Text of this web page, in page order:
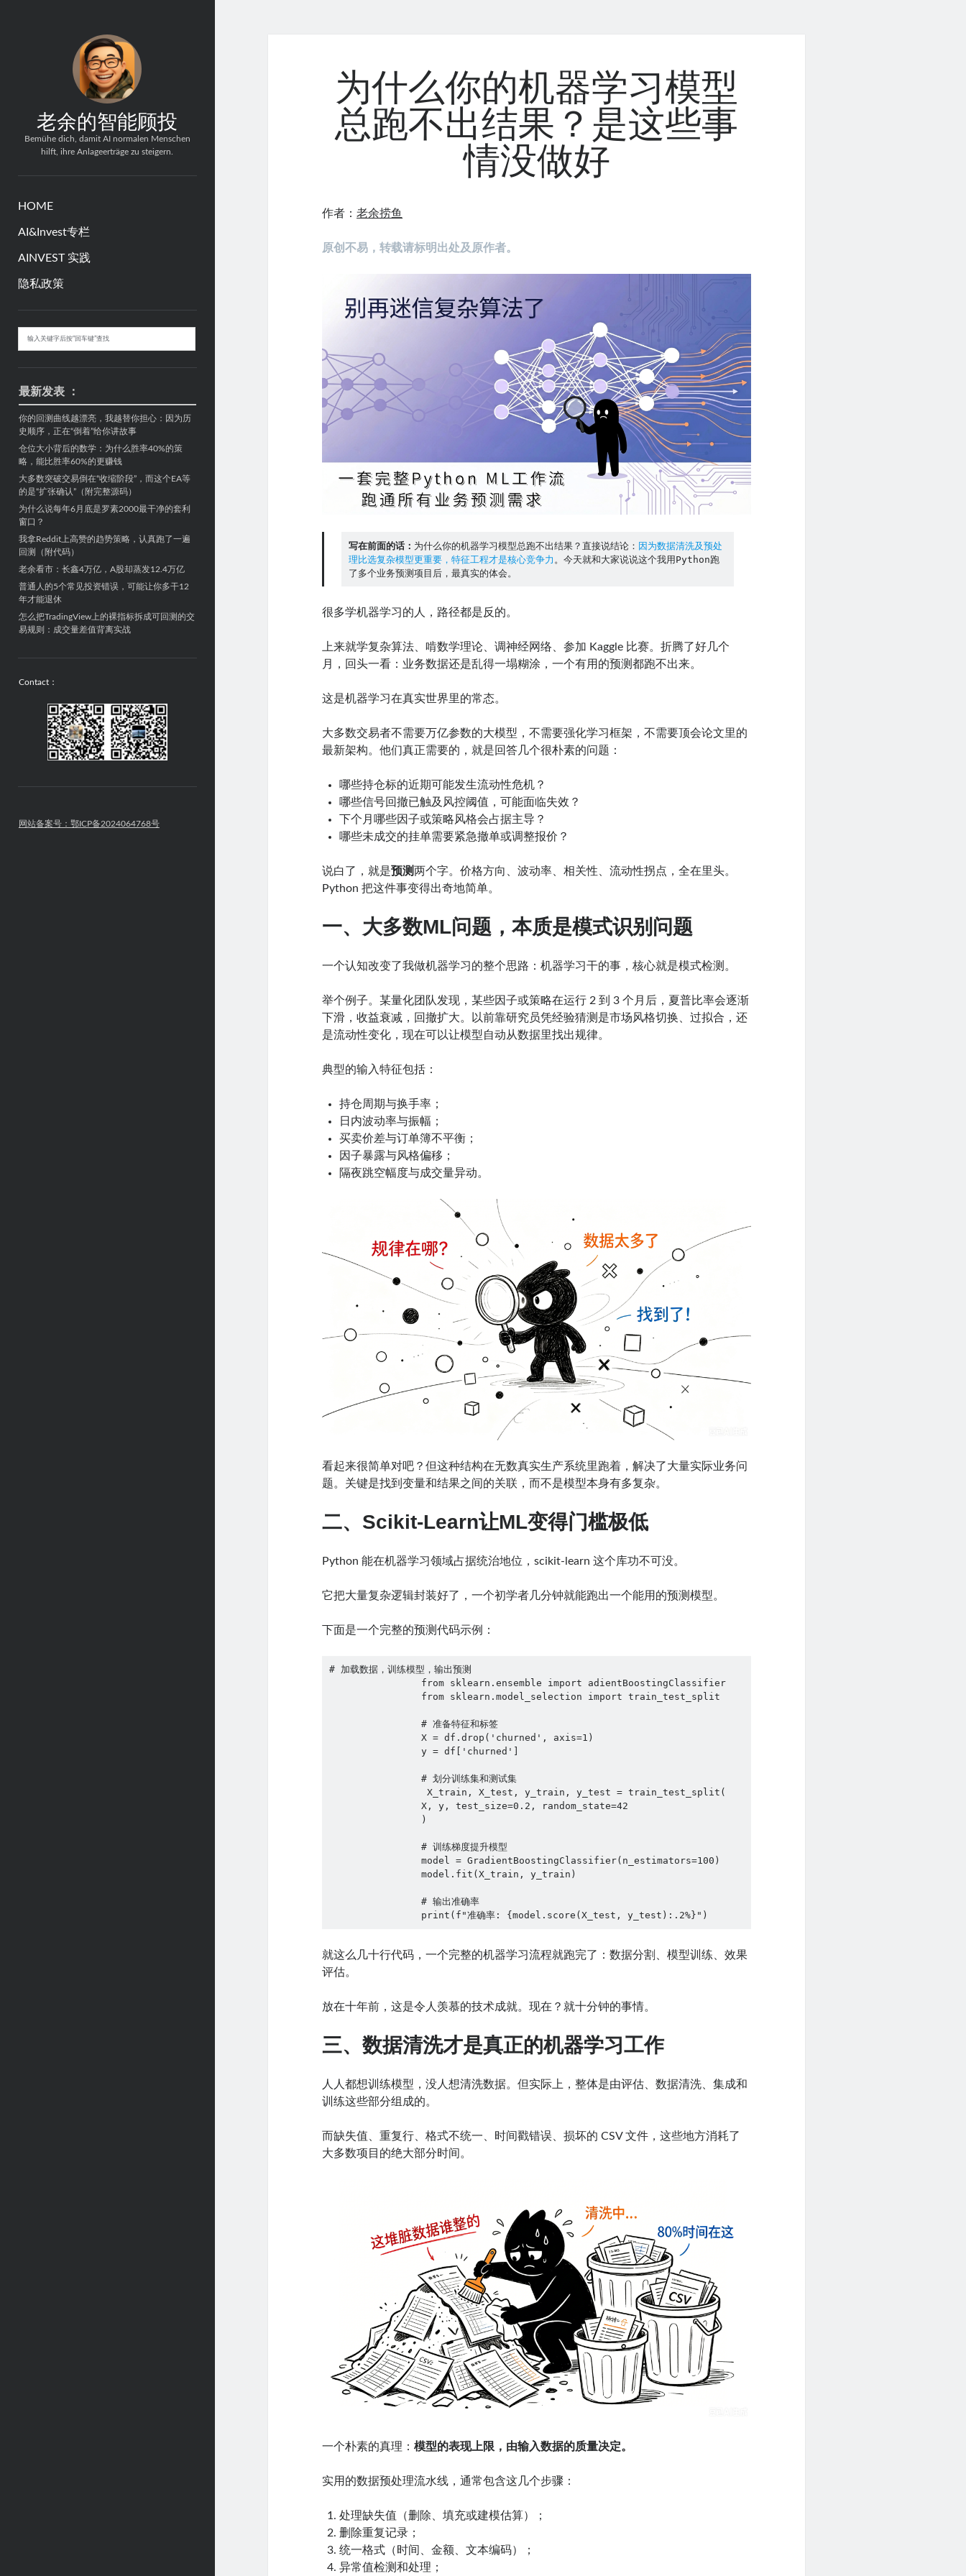
老余的智能顾投
Bemühe dich, damit AI normalen Menschen
hilft, ihre Anlageerträge zu steigern.
HOME
AI&Invest专栏
AINVEST 实践
隐私政策
Sidebar
最新发表 ：
你的回测曲线越漂亮，我越替你担心：因为历
史顺序，正在“倒着”给你讲故事
仓位大小背后的数学：为什么胜率40%的策
略，能比胜率60%的更赚钱
大多数突破交易倒在“收缩阶段”，而这个EA等
的是“扩张确认”（附完整源码）
为什么说每年6月底是罗素2000最干净的套利
窗口？
我拿Reddit上高赞的趋势策略，认真跑了一遍
回测（附代码）
老余看市：长鑫4万亿，A股却蒸发12.4万亿
普通人的5个常见投资错误，可能让你多干12
年才能退休
怎么把TradingView上的裸指标拆成可回测的交
易规则：成交量差值背离实战
Contact：
网站备案号：鄂ICP备2024064768号
为什么你的机器学习模型
总跑不出结果？是这些事
情没做好
作者：老余捞鱼
原创不易，转载请标明出处及原作者。
写在前面的话： 为什么你的机器学习模型总跑不出结果？直接说结论： 因为数据清洗及预处
理比选复杂模型更重要，特征工程才是核心竞争力 。今天就和大家说说这个我用Python跑
了多个业务预测项目后，最真实的体会。
很多学机器学习的人，路径都是反的。
上来就学复杂算法、啃数学理论、调神经网络、参加 Kaggle 比赛。折腾了好几个
月，回头一看：业务数据还是乱得一塌糊涂，一个有用的预测都跑不出来。
这是机器学习在真实世界里的常态。
大多数交易者不需要万亿参数的大模型，不需要强化学习框架，不需要顶会论文里的
最新架构。他们真正需要的，就是回答几个很朴素的问题：
哪些持仓标的近期可能发生流动性危机？
哪些信号回撤已触及风控阈值，可能面临失效？
下个月哪些因子或策略风格会占据主导？
哪些未成交的挂单需要紧急撤单或调整报价？
说白了，就是预测 两个字。价格方向、波动率、相关性、流动性拐点，全在里头。
Python 把这件事变得出奇地简单。
一、大多数ML问题，本质是模式识别问题
一个认知改变了我做机器学习的整个思路：机器学习干的事，核心就是模式检测。
举个例子。某量化团队发现，某些因子或策略在运行 2 到 3 个月后，夏普比率会逐渐
下滑，收益衰减，回撤扩大。以前靠研究员凭经验猜测是市场风格切换、过拟合，还
是流动性变化，现在可以让模型自动从数据里找出规律。
典型的输入特征包括：
持仓周期与换手率；
日内波动率与振幅；
买卖价差与订单簿不平衡；
因子暴露与风格偏移；
隔夜跳空幅度与成交量异动。
看起来很简单对吧？但这种结构在无数真实生产系统里跑着，解决了大量实际业务问
题。关键是找到变量和结果之间的关联，而不是模型本身有多复杂。
二、Scikit-Learn让ML变得门槛极低
Python 能在机器学习领域占据统治地位，scikit-learn 这个库功不可没。
它把大量复杂逻辑封装好了，一个初学者几分钟就能跑出一个能用的预测模型。
下面是一个完整的预测代码示例：
# 加载数据，训练模型，输出预测
# 准备特征和标签
X = df.drop('churned', axis=1)
y = df['churned']
# 划分训练集和测试集
X, y, test_size=0.2, random_state=42
)
# 训练梯度提升模型
model = GradientBoostingClassifier(n_estimators=100)
model.fit(X_train, y_train)
# 输出准确率
print(f"准确率: {model.score(X_test, y_test):.2%}")
就这么几十行代码，一个完整的机器学习流程就跑完了：数据分割、模型训练、效果
评估。
放在十年前，这是令人羡慕的技术成就。现在？就十分钟的事情。
三、数据清洗才是真正的机器学习工作
人人都想训练模型，没人想清洗数据。但实际上，整体是由评估、数据清洗、集成和
训练这些部分组成的。
而缺失值、重复行、格式不统一、时间戳错误、损坏的 CSV 文件，这些地方消耗了
大多数项目的绝大部分时间。
一个朴素的真理：模型的表现上限，由输入数据的质量决定。
实用的数据预处理流水线，通常包含这几个步骤：
处理缺失值（删除、填充或建模估算）；
删除重复记录；
统一格式（时间、金额、文本编码）；
异常值检测和处理；